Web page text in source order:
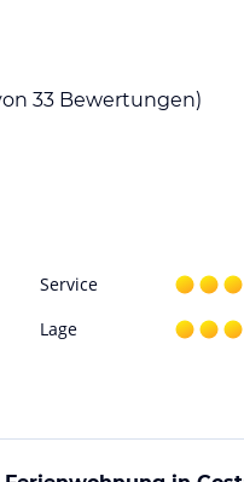
33 Bewertungen)
Service
Lage